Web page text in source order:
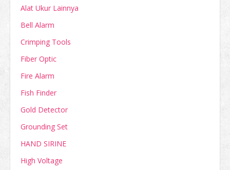
Alat Ukur Lainnya
Bell Alarm
Crimping Tools
Fiber Optic
Fire Alarm
Fish Finder
Gold Detector
Grounding Set
HAND SIRINE
High Voltage